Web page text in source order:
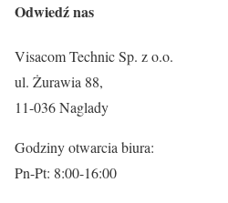
Odwiedź nas
Visacom Technic Sp. z o.o.
ul. Żurawia 88,
11-036 Naglady
Godziny otwarcia biura:
Pn-Pt: 8:00-16:00